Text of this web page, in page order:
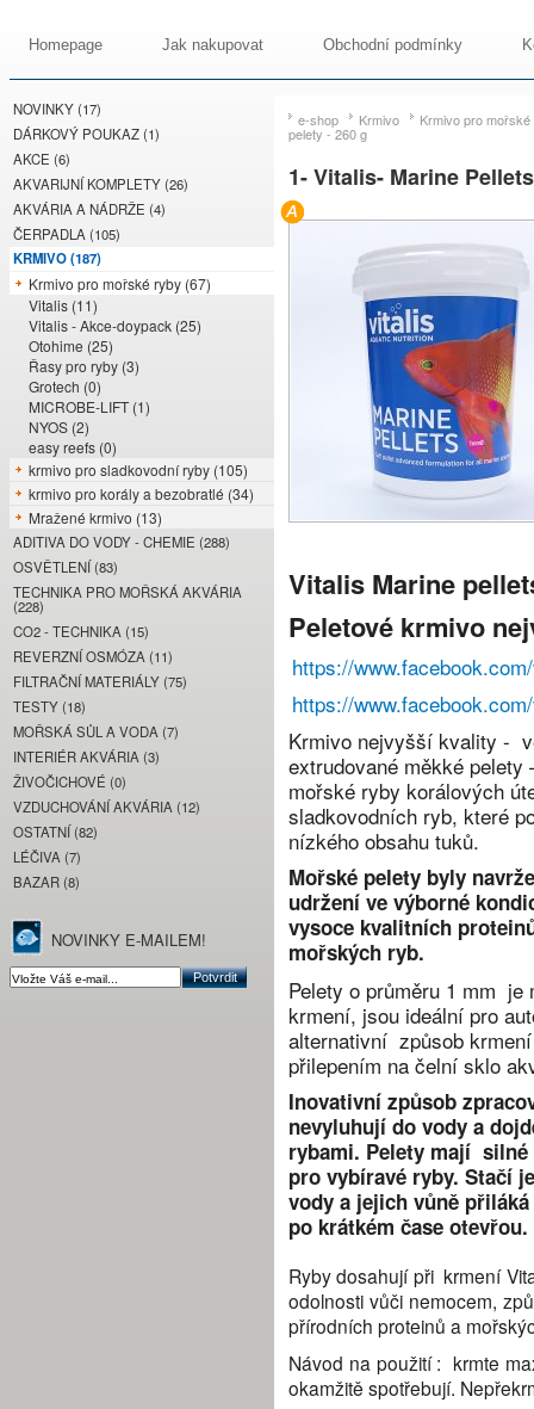
Homepage Jak nakupovat Obchodní podmínky
NOVINKY (17)
DÁRKOVÝ POUKAZ (1)
AKCE (6)
AKVARIJNÍ KOMPLETY (26)
AKVÁRIA A NÁDRŽE (4)
ČERPADLA (105)
KRMIVO (187)
Krmivo pro mořské ryby (67)
Vitalis (11)
Vitalis - Akce-doypack (25)
Otohime (25)
Řasy pro ryby (3)
Grotech (0)
MICROBE-LIFT (1)
NYOS (2)
easy reefs (0)
krmivo pro sladkovodní ryby (105)
krmivo pro korály a bezobratlé (34)
Mražené krmivo (13)
ADITIVA DO VODY - CHEMIE (288)
OSVĚTLENÍ (83)
TECHNIKA PRO MOŘSKÁ AKVÁRIA
(228)
CO2 - TECHNIKA (15)
REVERZNÍ OSMÓZA (11)
FILTRAČNÍ MATERIÁLY (75)
TESTY (18)
MOŘSKÁ SŮL A VODA (7)
INTERIÉR AKVÁRIA (3)
ŽIVOČICHOVÉ (0)
VZDUCHOVÁNÍ AKVÁRIA (12)
OSTATNÍ (82)
LÉČIVA (7)
BAZAR (8)
NOVINKY E-MAILEM!
e-shop Krmivo Krmivo pro
pelety - 260 g
1- Vitalis- Marine
Vitalis Marine
Peletové krmivo
https://
https://
Krmivo nejvyšší kvality -
extrudované měkké
mořské ryby korálových
sladkovodních ryb, které
nízkého obsahu tuků.
Mořské pelety byly
udržení ve výborné
vysoce kvalitních
mořských ryb.
Pelety o průměru 1 mm
krmení, jsou ideální pro
alternativní způsob
přilepením na čelní sklo
Inovativní způsob
nevyluhují do vody a
rybami. Pelety mají silné
pro vybíravé ryby. Stačí
vody a jejich vůně
po krátkém čase otevřou.
Ryby dosahují při krmení
odolnosti vůči nemocem,
přírodních proteinů a
Návod na použití : krmte
okamžitě spotřebují.